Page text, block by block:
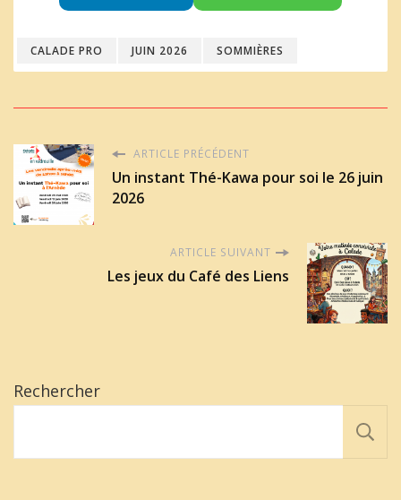
CALADE PRO JUIN 2026 SOMMIÈRES
ARTICLE PRÉCÉDENT
Un instant Thé-Kawa pour soi le 26 juin
2026
ARTICLE SUIVANT
Les jeux du Café des Liens
Rechercher